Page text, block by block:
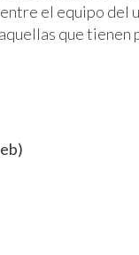
el equipo del
que tienen